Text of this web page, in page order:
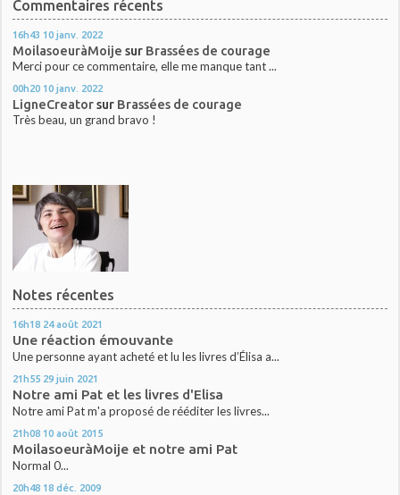
Commentaires récents
16h43 10 janv. 2022
MoilasoeuràMoije sur Brassées de courage
Merci pour ce commentaire, elle me manque tant ...
00h20 10 janv. 2022
LigneCreatorsur Brassées de courage
Très beau, un grand bravo !
Notes récentes
16h18 24 août 2021
Une réaction émouvante
Une personne ayant acheté et lu les livres d’Élisa a...
21h55 29 juin 2021
Notre ami Pat et les livres d'Elisa
Notre ami Pat m'a proposé de rééditer les livres...
21h08 10 août 2015
MoilasoeuràMoije et notre ami Pat
Normal 0...
20h48 18 déc. 2009